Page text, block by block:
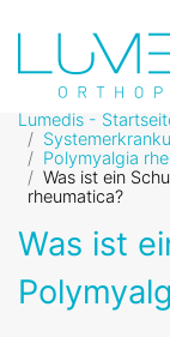
Lumedis -
Polymyalgia
Was ist ein
rheumatica?
Was ist